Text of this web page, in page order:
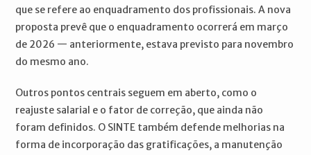
que se refere ao enquadramento dos profissionais. A nova
proposta prevê que o enquadramento ocorrerá em março
de 2026 — anteriormente, estava previsto para novembro
do mesmo ano.
Outros pontos centrais seguem em aberto, como o
reajuste salarial e o fator de correção, que ainda não
foram definidos. O SINTE também defende melhorias na
forma de incorporação das gratificações, a manutenção